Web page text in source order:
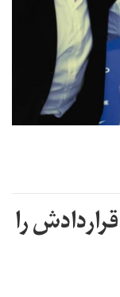
پوند قراردادش را